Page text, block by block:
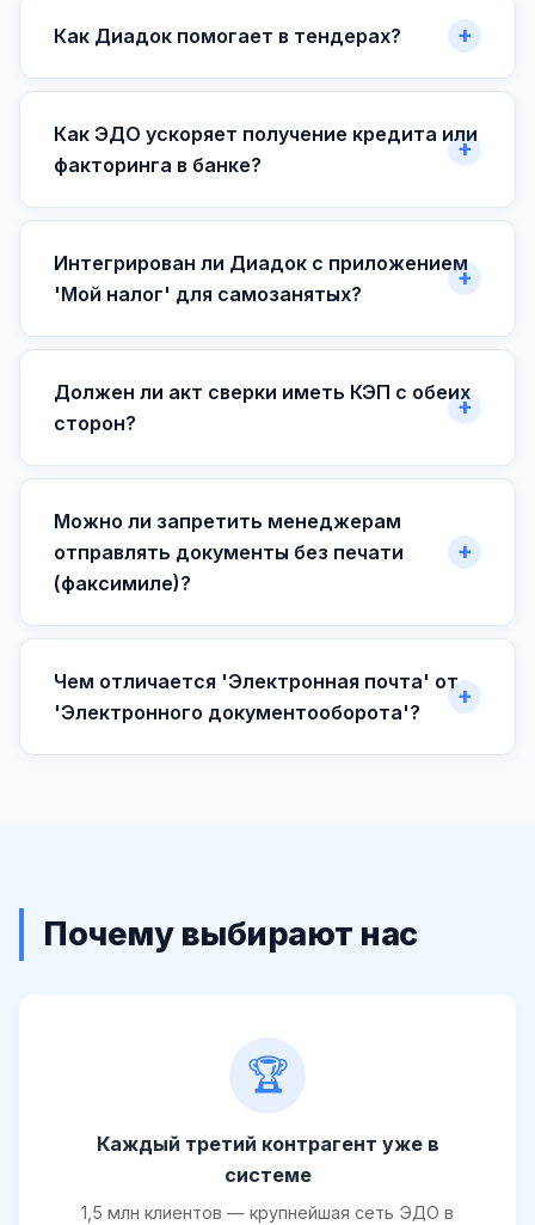
Как Диадок помогает в тендерах?
Как ЭДО ускоряет получение кредита или
факторинга в банке?
Интегрирован ли Диадок с приложением
'Мой налог' для самозанятых?
Должен ли акт сверки иметь КЭП с обеих
сторон?
Можно ли запретить менеджерам
отправлять документы без печати
(факсимиле)?
Чем отличается 'Электронная почта' от
'Электронного документооборота'?
Почему выбирают нас
🏆
Каждый третий контрагент уже в
системе
1,5 млн клиентов — крупнейшая сеть ЭДО в